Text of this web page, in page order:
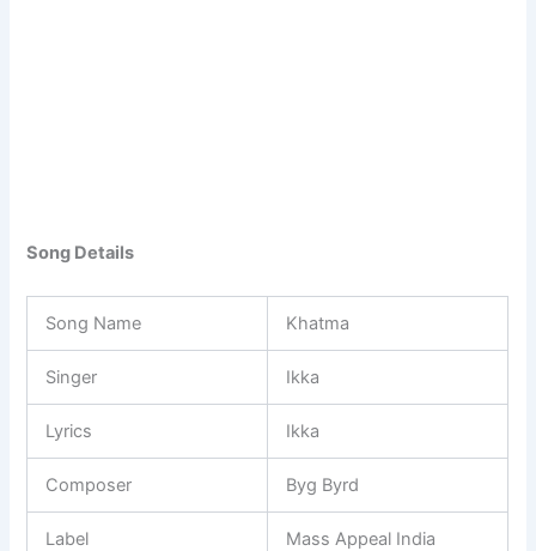
Song Details
Song Name Khatma
Singer Ikka
Lyrics Ikka
Composer Byg Byrd
Label Mass Appeal India